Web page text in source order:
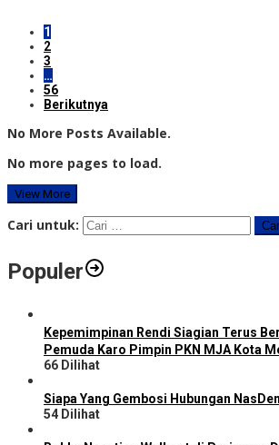
1
2
3
…
56
Berikutnya
No More Posts Available.
No more pages to load.
View More
Cari untuk:
Populer
Kepemimpinan Rendi Siagian Terus
Pemuda Karo Pimpin PKN MJA Kota
66 Dilihat
Siapa Yang Gembosi Hubungan
54 Dilihat